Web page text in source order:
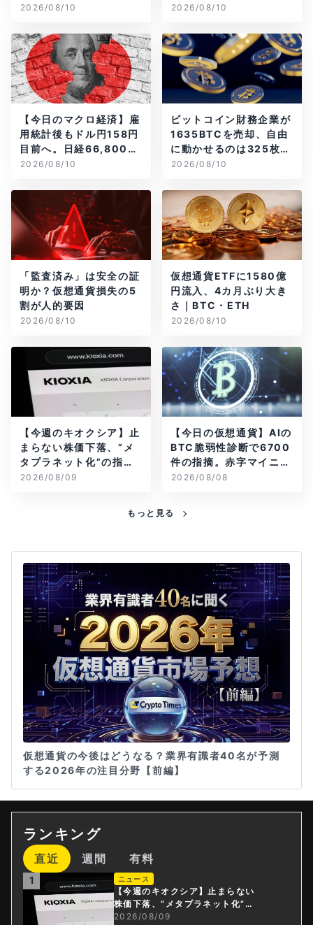
2026/08/10
倍に急増
2026/08/10
【今日のマクロ経済】雇
用統計後もドル円158円
目前へ。日経66,800円
台に急伸
2026/08/10
ビットコイン財務企業が
1635BTCを売却、自由
に動かせるのは325枚だ
け
2026/08/10
「監査済み」は安全の証
明か？仮想通貨損失の5
割が人的要因
2026/08/10
仮想通貨ETFに1580億
円流入、4カ月ぶり大き
さ｜BTC・ETH
2026/08/10
【今週のキオクシア】止
まらない株価下落、”メ
タプラネット化”の指摘
は本当？
2026/08/09
【今日の仮想通貨】AIの
BTC脆弱性診断で6700
件の指摘。赤字マイニン
グ企業はAIに賭ける
2026/08/08
もっと見る
仮想通貨の今後はどうなる？業界有識者40名が予測
する2026年の注目分野【前編】
ランキング
直近 週間 有料
1 ニュース
【今週のキオクシア】止まらない
株価下落、”メタプラネット化”の
指摘は本当？
2026/08/09